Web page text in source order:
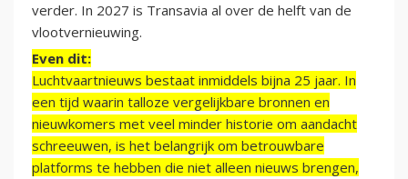
verder. In 2027 is Transavia al over de helft van de
vlootvernieuwing.
Even dit:
Luchtvaartnieuws bestaat inmiddels bijna 25 jaar. In
een tijd waarin talloze vergelijkbare bronnen en
nieuwkomers met veel minder historie om aandacht
schreeuwen, is het belangrijk om betrouwbare
platforms te hebben die niet alleen nieuws brengen,